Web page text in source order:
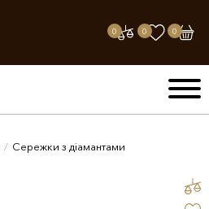
0 0 0
/ Сережки з діамантами